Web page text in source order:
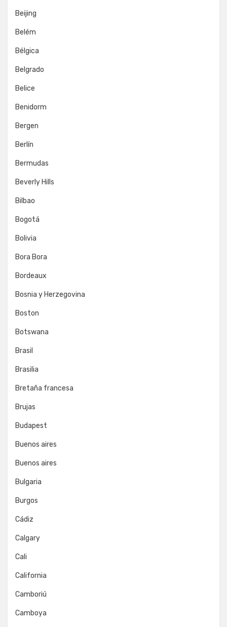
Beijing
Belém
Bélgica
Belgrado
Belice
Benidorm
Bergen
Berlín
Bermudas
Beverly Hills
Bilbao
Bogotá
Bolivia
Bora Bora
Bordeaux
Bosnia y Herzegovina
Boston
Botswana
Brasil
Brasilia
Bretaña francesa
Brujas
Budapest
Buenos aires
Buenos aires
Bulgaria
Burgos
Cádiz
Calgary
Cali
California
Camboriú
Camboya